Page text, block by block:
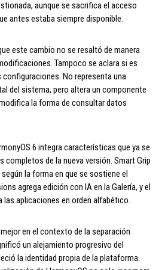
aunque se sacrifica el acceso
antes estaba siempre disponible.
este cambio no se resaltó de manera
Tampoco se aclara si es
No representa una
del sistema, pero altera un componente
la forma de consultar datos
6 integra características que ya se
completos de la nueva versión. Smart Grip
la forma en que se sostiene el
agrega edición con IA en la Galería, y el
las aplicaciones en orden alfabético.
en el contexto de la separación
un alejamiento progresivo del
la identidad propia de la plataforma.